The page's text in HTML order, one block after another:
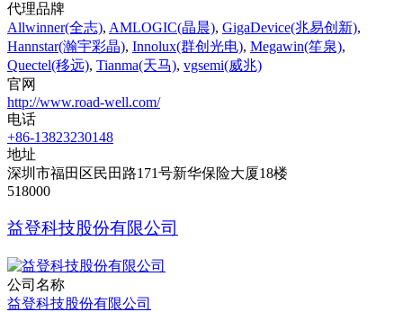
代理品牌
Allwinner(全志), AMLOGIC(晶晨), GigaDevice(兆易创新),
Hannstar(瀚宇彩晶), Innolux(群创光电), Megawin(笙泉),
Quectel(移远), Tianma(天马), vgsemi(威兆)
官网
http://www.road-well.com/
电话
+86-13823230148
地址
深圳市福田区民田路171号新华保险大厦18楼
518000
益登科技股份有限公司
公司名称
益登科技股份有限公司